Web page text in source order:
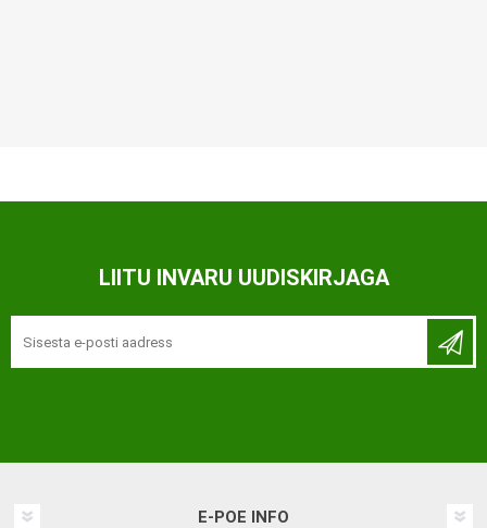
LIITU INVARU UUDISKIRJAGA
E-POE INFO